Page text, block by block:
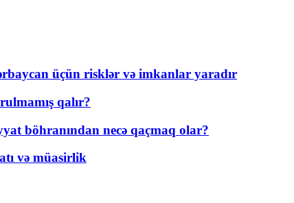
üçün risklər və imkanlar yaradır
qalır?
böhranından necə qaçmaq olar?
və müasirlik